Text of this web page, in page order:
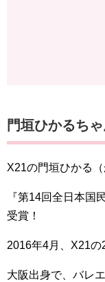
門垣ひかるち
X21の門垣ひかる
『第14回全日本国
受賞！
2016年4月、X21の
大阪出身で、バレ